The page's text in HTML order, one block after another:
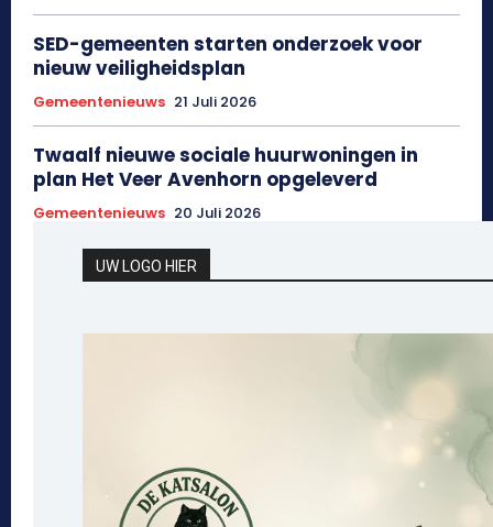
SED-gemeenten starten onderzoek voor
nieuw veiligheidsplan
Gemeentenieuws 21 Juli 2026
Twaalf nieuwe sociale huurwoningen in
plan Het Veer Avenhorn opgeleverd
Gemeentenieuws 20 Juli 2026
UW LOGO HIER